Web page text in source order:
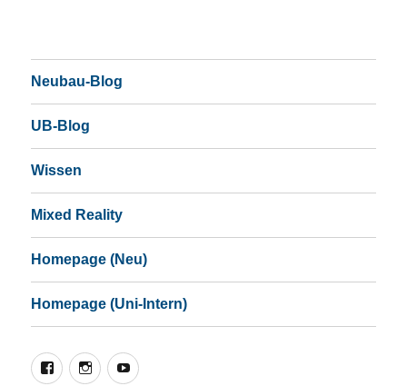
Neubau-Blog
UB-Blog
Wissen
Mixed Reality
Homepage (Neu)
Homepage (Uni-Intern)
FacebookInstagramYouTube